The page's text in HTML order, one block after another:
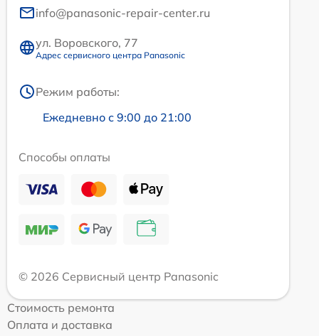
info@panasonic-repair-center.ru
ул. Воровского, 77
Адрес сервисного центра Panasonic
Режим работы:
Ежедневно с 9:00 до 21:00
Способы оплаты
© 2026 Сервисный центр Panasonic
Стоимость ремонта
Оплата и доставка